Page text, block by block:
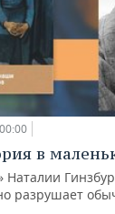
в
разрушает